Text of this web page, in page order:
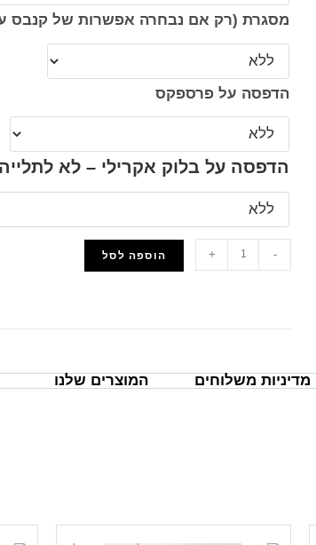
מסגרת (רק אם נבחרה אפשרות של קנבס
הדפסה על פרספקס
הדפסה על בלוק אקרילי – לא לתלייה
-
+ הוספה לסל
מדיניות משלוחים המוצרים שלנו